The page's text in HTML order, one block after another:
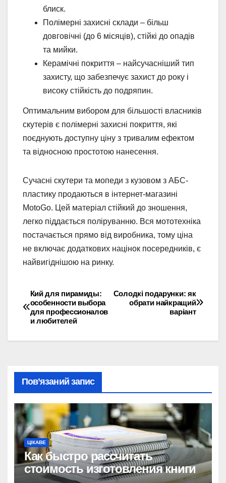
блиск.
Полімерні захисні склади – більш
довговічні (до 6 місяців), стійкі до опадів
та мийки.
Керамічні покриття – найсучасніший тип
захисту, що забезпечує захист до року і
високу стійкість до подряпин.
Оптимальним вибором для більшості власників
скутерів є полімерні захисні покриття, які
поєднують доступну ціну з тривалим ефектом
та відносною простотою нанесення.
Сучасні скутери та мопеди з кузовом з АБС-
пластику продаються в інтернет-магазині
MotoGo. Цей матеріал стійкий до зношення,
легко піддається поліруванню. Вся мототехніка
постачається прямо від виробника, тому ціна
не включає додаткових націнок посередників, є
найвигіднішою на ринку.
Навігація
записів
Солодкі подарунки: як
обрати найкращий
варіант
Кий для пирамиды:
особенности выбора
для профессионалов
и любителей
Пов’язаний запис
ЦІКАВЕ
Как быстро рассчитать
стоимость изготовления книги